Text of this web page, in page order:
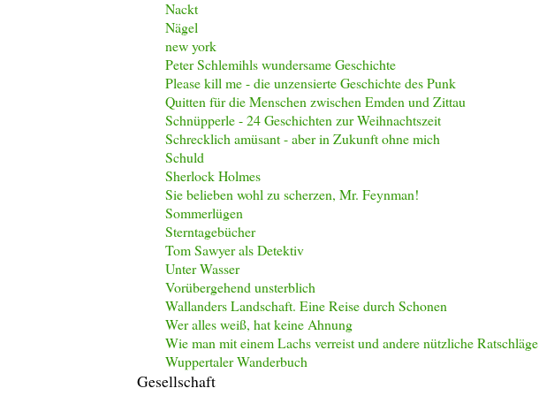
Nackt
Nägel
new york
Peter Schlemihls wundersame Geschichte
Please kill me - die unzensierte Geschichte des Punk
Quitten für die Menschen zwischen Emden und Zittau
Schnüpperle - 24 Geschichten zur Weihnachtszeit
Schrecklich amüsant - aber in Zukunft ohne mich
Schuld
Sherlock Holmes
Sie belieben wohl zu scherzen, Mr. Feynman!
Sommerlügen
Sterntagebücher
Tom Sawyer als Detektiv
Unter Wasser
Vorübergehend unsterblich
Wallanders Landschaft. Eine Reise durch Schonen
Wer alles weiß, hat keine Ahnung
Wie man mit einem Lachs verreist und andere nützliche Ratschläge
Wuppertaler Wanderbuch
Gesellschaft